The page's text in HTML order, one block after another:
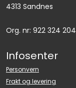
4313 Sandnes
Org. nr: 922 324 204
Infosenter
Personvern
Frakt og levering